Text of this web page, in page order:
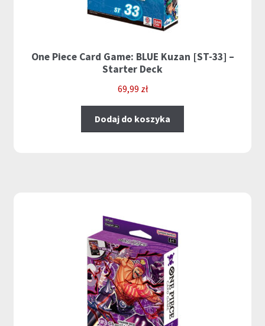
One Piece Card Game: BLUE Kuzan [ST-33] –
Starter Deck
69,99 zł
Dodaj do koszyka